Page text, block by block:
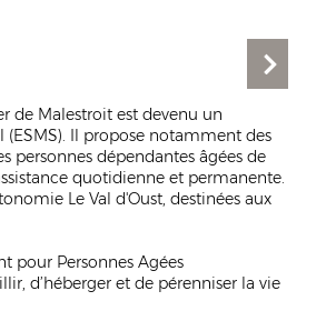
de Malestroit est devenu un
Il propose notamment des
personnes dépendantes âgées de
quotidienne et permanente.
Le Val d'Oust, destinées aux
pour Personnes Agées
d’héberger et de pérenniser la vie